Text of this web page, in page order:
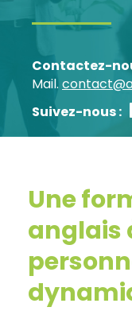
Contactez-
Mail.
Suivez-nous :
Une
anglais